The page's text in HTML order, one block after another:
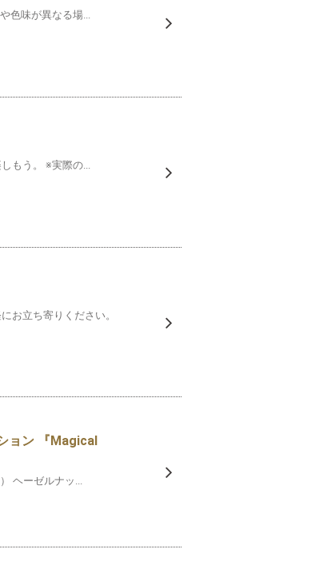
色味が異なる場...
もう。 ※実際の...
お立ち寄りください。
ョン 『Magical
ヘーゼルナッ...